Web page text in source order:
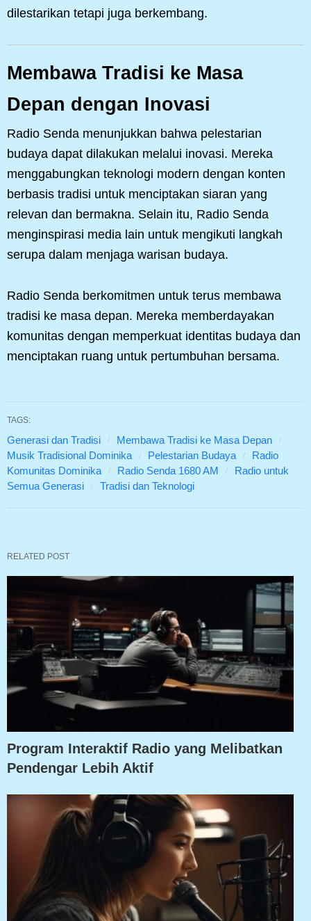
dilestarikan tetapi juga berkembang.
Membawa Tradisi ke Masa
Depan dengan Inovasi
Radio Senda menunjukkan bahwa pelestarian
budaya dapat dilakukan melalui inovasi. Mereka
menggabungkan teknologi modern dengan konten
berbasis tradisi untuk menciptakan siaran yang
relevan dan bermakna. Selain itu, Radio Senda
menginspirasi media lain untuk mengikuti langkah
serupa dalam menjaga warisan budaya.
Radio Senda berkomitmen untuk terus membawa
tradisi ke masa depan. Mereka memberdayakan
komunitas dengan memperkuat identitas budaya dan
menciptakan ruang untuk pertumbuhan bersama.
TAGS:
Generasi dan Tradisi
Membawa Tradisi ke Masa Depan
Musik Tradisional Dominika
Pelestarian Budaya
Radio
Komunitas Dominika
Radio Senda 1680 AM
Radio untuk
Semua Generasi
Tradisi dan Teknologi
RELATED POST
Program Interaktif Radio yang Melibatkan
Pendengar Lebih Aktif